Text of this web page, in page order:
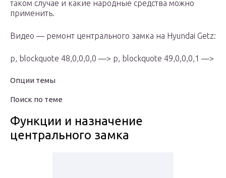
таком случае и какие народные средства можно
применить.
Видео — ремонт центрального замка на Hyundai Getz:
p, blockquote 48,0,0,0,0 —> p, blockquote 49,0,0,0,1 —>
Опции темы
Поиск по теме
Функции и назначение
центрального замка